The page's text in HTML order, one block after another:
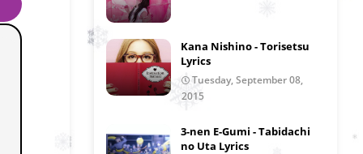
Kana Nishino - Torisetsu
Lyrics
Tuesday, September 08,
2015
3-nen E-Gumi - Tabidachi
no Uta Lyrics